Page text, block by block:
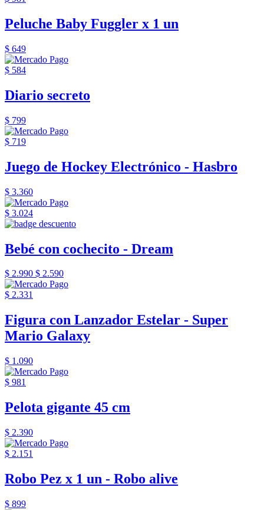
Peluche Baby Fuggler x 1 un
$ 649
$ 584
Diario secreto
$ 799
$ 719
Juego de Hockey Electrónico - Hasbro
$ 3.360
$ 3.024
Bebé con cochecito - Dream
$ 2.990 $ 2.590
$ 2.331
Figura con Lanzador Estelar - Super
Mario Galaxy
$ 1.090
$ 981
Pelota gigante 45 cm
$ 2.390
$ 2.151
Robo Pez x 1 un - Robo alive
$ 899